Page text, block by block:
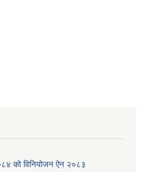
को विनियोजन ऐन २०८३